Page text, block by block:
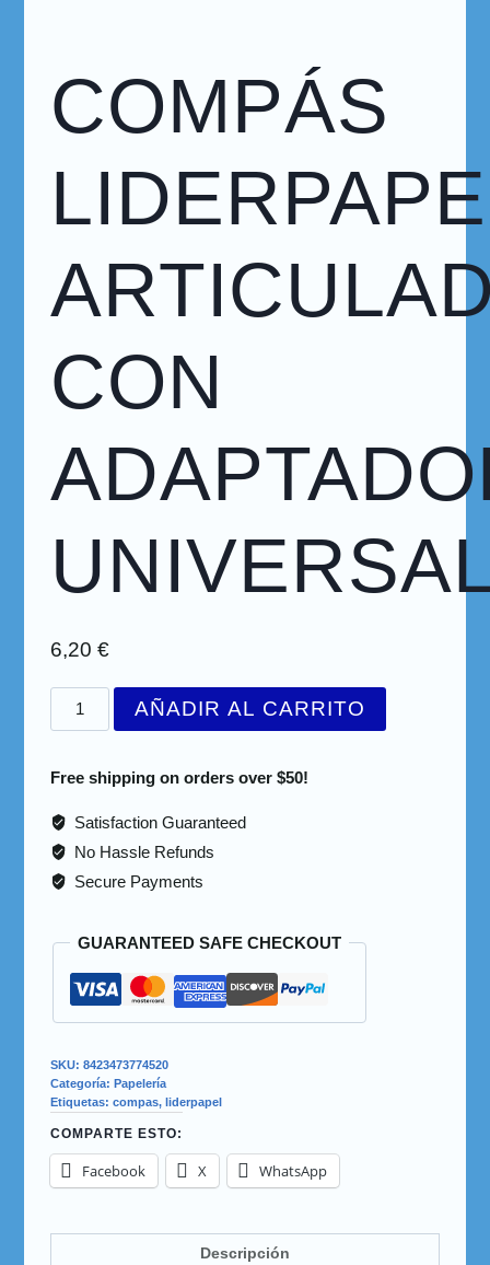
COMPÁS
CON
6,20 €
AÑADIR AL CARRITO
Free shipping on orders over $50!
Satisfaction Guaranteed
No Hassle Refunds
Secure Payments
GUARANTEED SAFE CHECKOUT
SKU: 8423473774520
Categoría: Papelería
Etiquetas: compas, liderpapel
COMPARTE ESTO:
Facebook X WhatsApp
Descripción